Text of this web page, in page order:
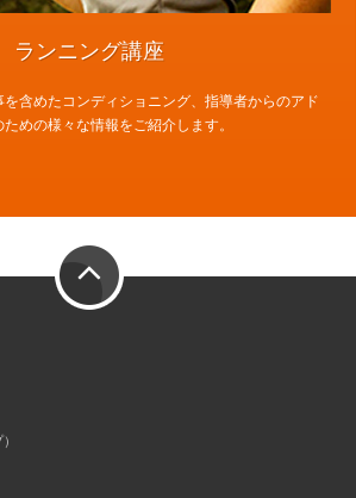
ランニング講座
を含めたコンディショニング、指導者からのアド
めの様々な情報をご紹介します。